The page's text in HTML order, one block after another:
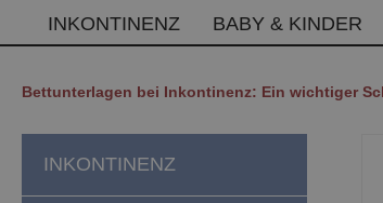
INKONTINENZ BABY & KINDER
Bettunterlagen bei Inkontinenz: Ein wichtiger
INKONTINENZ